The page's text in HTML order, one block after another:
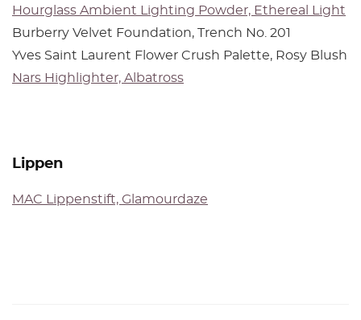
Hourglass Ambient Lighting Powder, Ethereal Light
Burberry Velvet Foundation, Trench No. 201
Yves Saint Laurent Flower Crush Palette, Rosy Blush
Nars Highlighter, Albatross
Lippen
MAC Lippenstift, Glamourdaze